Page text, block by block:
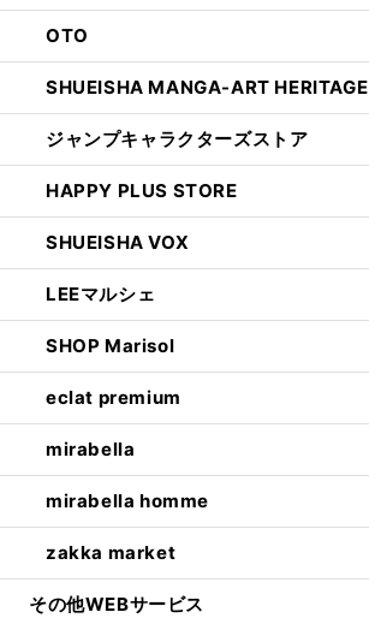
OTO
SHUEISHA MANGA-ART HERITAGE
ジャンプキャラクターズストア
HAPPY PLUS STORE
SHUEISHA VOX
LEEマルシェ
SHOP Marisol
eclat premium
mirabella
mirabella homme
zakka market
その他WEBサービス